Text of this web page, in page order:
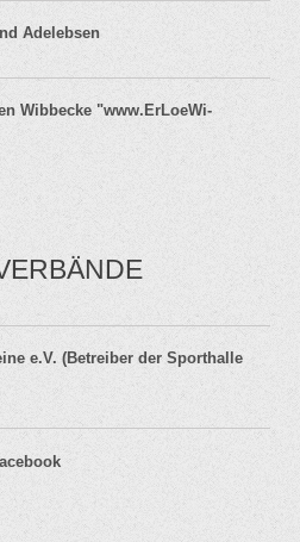
Adelebsen
Wibbecke "www.ErLoeWi-
e.V. (Betreiber der Sporthalle